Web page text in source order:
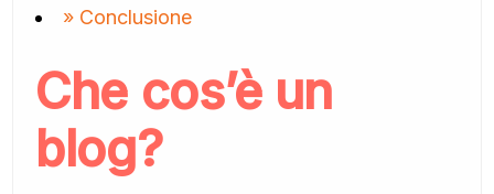
» Conclusione
Che cos’è un
blog?